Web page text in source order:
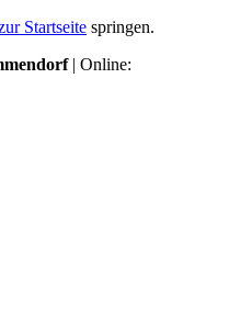
Startseite springen.
| Online: